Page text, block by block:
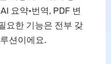
요약·번역, PDF 변
요한 기능은 전부 갖
션이에요.